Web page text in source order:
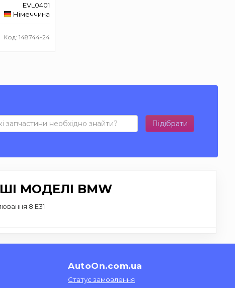
EVL0401
Німеччина
Код: 148744-24
Підібрати
МОДЕЛІ BMW
8 E31
AutoOn.com.ua
Статус замовлення